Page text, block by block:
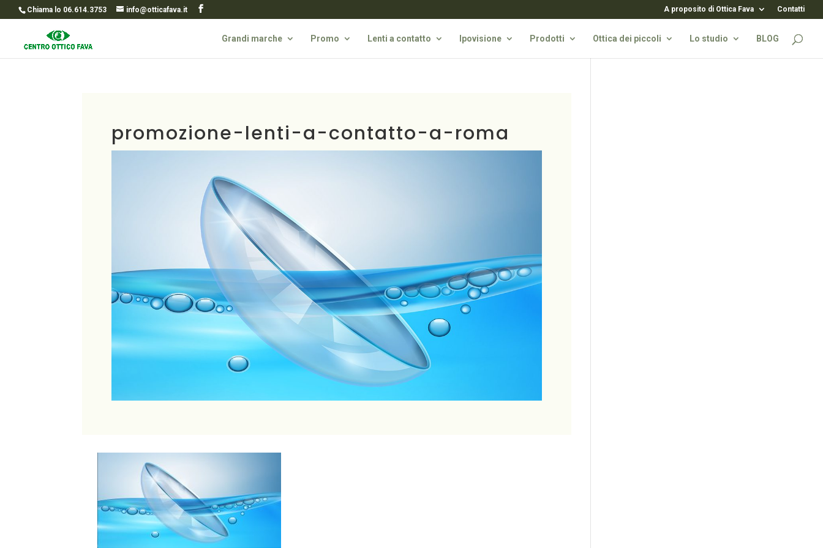
Chiama lo 06.614.3753 info@otticafava.it A proposito di Ottica Fava Contatti
Grandi marche Promo Lenti a contatto Ipovisione Prodotti Ottica dei piccoli Lo studio BLOG
promozione-lenti-a-contatto-a-roma